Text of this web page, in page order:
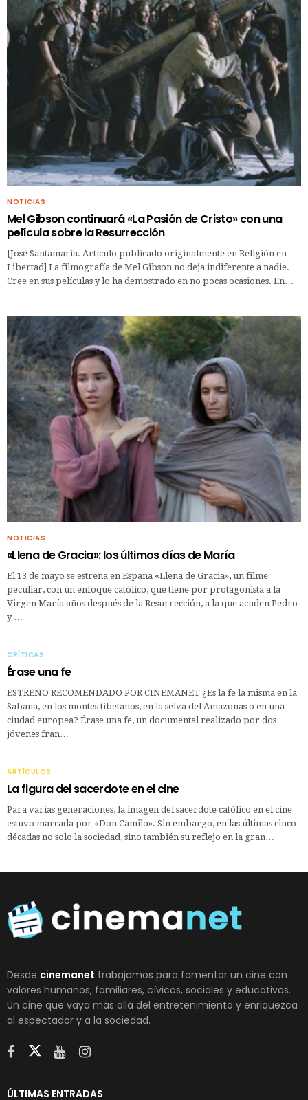
NOTICIAS
Mel Gibson continuará «La Pasión de Cristo» con una
película sobre la Resurrección
[José Santamaría. Artículo publicado originalmente en Religión en
Libertad] La filmografía de Mel Gibson no deja indiferente a nadie.
Cree en sus películas y lo ha demostrado en no pocas ocasiones. En…
NOTICIAS
«Llena de Gracia»: los últimos días de María
El 13 de mayo se estrena en España «Llena de Gracia», un filme
peculiar, con un enfoque católico, que tiene por protagonista a la
Virgen María años después de la Resurrección, a la que acuden Pedro
y …
CRÍTICAS
Érase una fe
ESTRENO RECOMENDADO POR CINEMANET ¿Es la fe la misma en la
Sabana, en los montes tibetanos, en la selva del Amazonas o en una
ciudad europea? Érase una fe, un documental realizado por dos
jóvenes fran…
ARTÍCULOS
La figura del sacerdote en el cine
Para varias generaciones, la imagen del sacerdote católico en el cine
estuvo marcada por «Don Camilo». Sin embargo, en las últimas cinco
décadas no solo la sociedad, sino también su reflejo en la gran…
Desde cinemanet trabajamos para fomentar un cine con
valores humanos, familiares, cívicos, sociales y educativos.
Un cine que vaya más allá del entretenimiento y enriquezca
al espectador y a la sociedad.
ÚLTIMAS ENTRADAS